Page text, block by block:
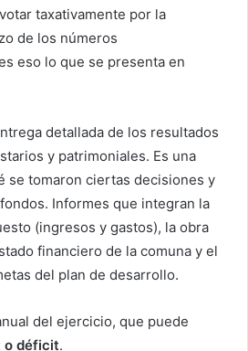
taxativamente por la
de los números
eso lo que se presenta en
detallada de los resultados
y patrimoniales. Es una
se tomaron ciertas decisiones y
Informes que integran la
(ingresos y gastos), la obra
financiero de la comuna y el
del plan de desarrollo.
del ejercicio, que puede
o déficit.